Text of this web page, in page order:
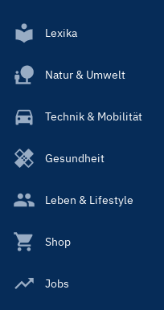
Lexika
Natur & Umwelt
Technik & Mobilität
Gesundheit
Leben & Lifestyle
Shop
Jobs